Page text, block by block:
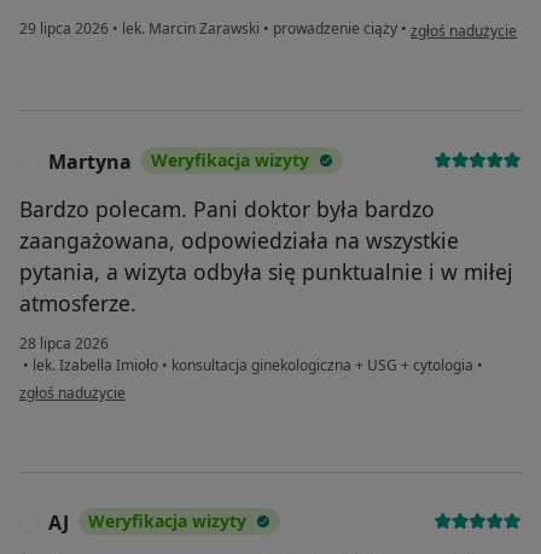
29 lipca 2026 • lek. Marcin Zarawski • prowadzenie ciąży • w opinii
zgłoś nadużycie
Martyna Weryfikacja wizyty
Bardzo polecam. Pani doktor była bardzo
zaangażowana, odpowiedziała na wszystkie
pytania, a wizyta odbyła się punktualnie i w miłej
atmosferze.
28 lipca 2026
• lek. Izabella Imioło • konsultacja ginekologiczna + USG + cytologia •
w opinii użytkownika Martyna
zgłoś nadużycie
AJ Weryfikacja wizyty